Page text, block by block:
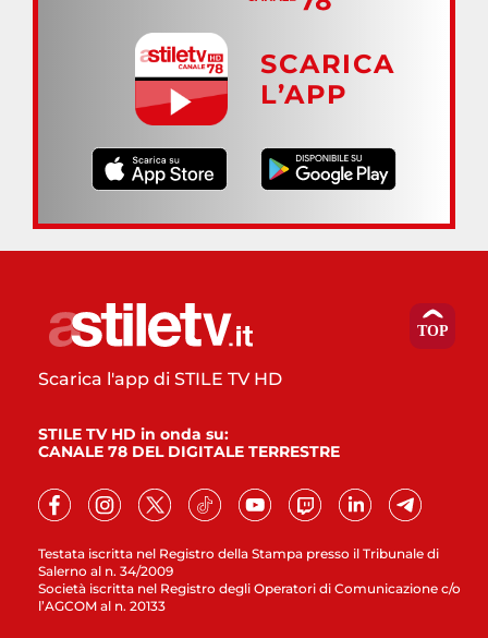
SCARICA
L’APP
Testata iscritta nel Registro della Stampa presso il Tribunale di
Salerno al n. 34/2009
Società iscritta nel Registro degli Operatori di Comunicazione c/o
l’AGCOM al n. 20133
Scarica l'app di STILE TV HD
STILE TV HD in onda su:
CANALE 78 DEL DIGITALE TERRESTRE